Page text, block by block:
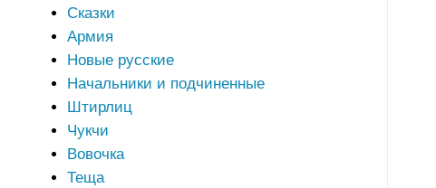
Сказки
Армия
Новые русские
Начальники и подчиненные
Штирлиц
Чукчи
Вовочка
Теща